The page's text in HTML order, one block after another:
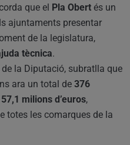
que el Pla Obert és un
ajuntaments presentar
de la legislatura,
tècnica.
de la Diputació, subratlla que
ara un total de 376
57,1 milions d’euros,
totes les comarques de la